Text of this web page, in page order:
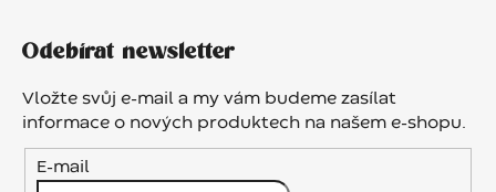
Odebírat newsletter
Vložte svůj e-mail a my vám budeme zasílat
informace o nových produktech na našem e-shopu.
E-mail